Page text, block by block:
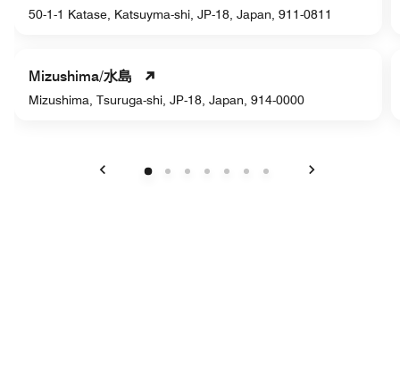
50-1-1 Katase, Katsuyma-shi, JP-18, Japan, 911-0811
Mizushima/水島
Mizushima, Tsuruga-shi, JP-18, Japan, 914-0000